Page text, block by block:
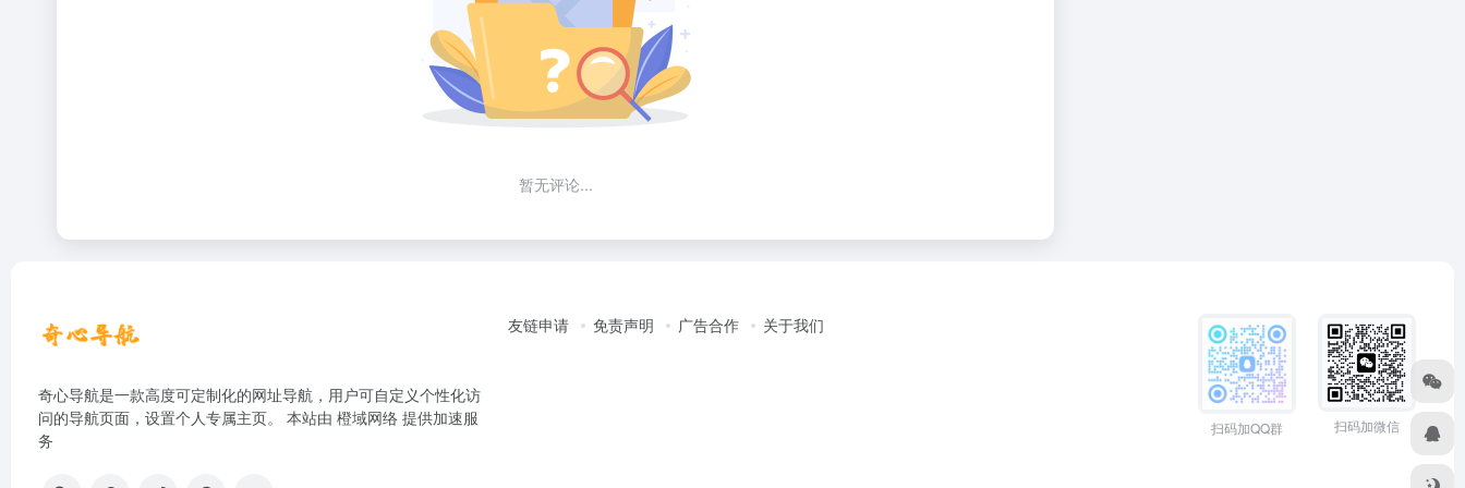
暂无评论...
奇心导航是一款高度可定制化的网址导航，用户可自定义个性化访
问的导航页面，设置个人专属主页。 本站由 橙域网络 提供加速服
务
友链申请 免责声明 广告合作 关于我们
扫码加QQ群 扫码加微信